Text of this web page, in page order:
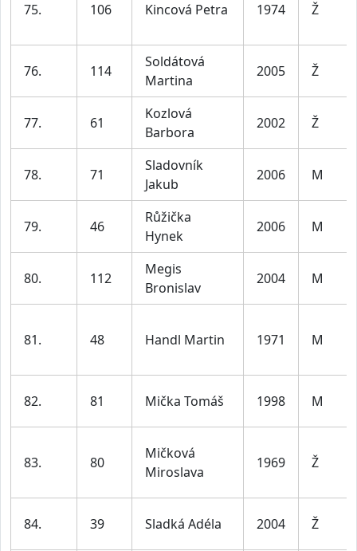
75. 106 Kincová Petra 1974 Ž
76. 114
Soldátová
Martina
2005 Ž
77. 61
Kozlová
Barbora
2002 Ž
78. 71
Sladovník
Jakub
2006 M
79. 46
Růžička
Hynek
2006 M
80. 112
Megis
Bronislav
2004 M
81. 48 Handl Martin 1971 M
82. 81 Mička Tomáš 1998 M
83. 80
Mičková
Miroslava
1969 Ž
84. 39 Sladká Adéla 2004 Ž